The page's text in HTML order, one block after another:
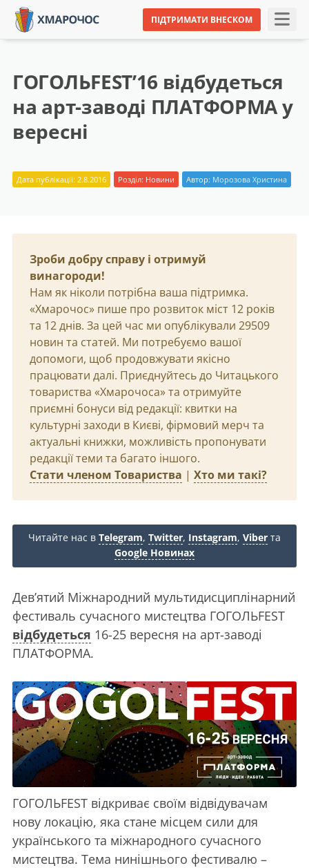
ПІДТРИМАТИ ВНЕСКОМ
ГОГОЛЬFEST’16 відбудеться
на арт-заводі ПЛАТФОРМА у
вересні
Дата публікації: 2.8.2016 Розділ: Новини Автор: Морозова Христина
Зроби добру справу і отримуй
винагороди!
Нам як ніколи потрібна ваша підтримка.
«Хмарочос» пише про розвиток міст 12 років
та 12 днів. За цей час ми опублікували 29509
новин та статей. Ми потребуємо вашої
допомоги, щоб продовжувати якісно
працювати далі. Приєднуйтесь до Читацького
товариства «Хмарочоса» та отримуйте
приємні бонуси від редакції: квитки на
культурні заходи в Києві, фірмовий мерч та
актуальні книжки, можливість пропонувати
редакції теми та багато іншого.
Стати членом Товариства | Хто ми такі?
Читайте нас в Telegram, Twitter, Instagram, Viber та
Google Новинах
Дев’ятий Міжнародний мультидисциплінарний
фестиваль сучасного мистецтва ГОГОЛЬFEST
відбудеться 16-25 вересня на арт-заводі
ПЛАТФОРМА.
ГОГОЛЬFEST відкриває своїм відвідувачам
нову локацію, яка стане місцем сили для
українського та міжнародного сучасного
мистецтва. Тема нинішнього фестивалю –